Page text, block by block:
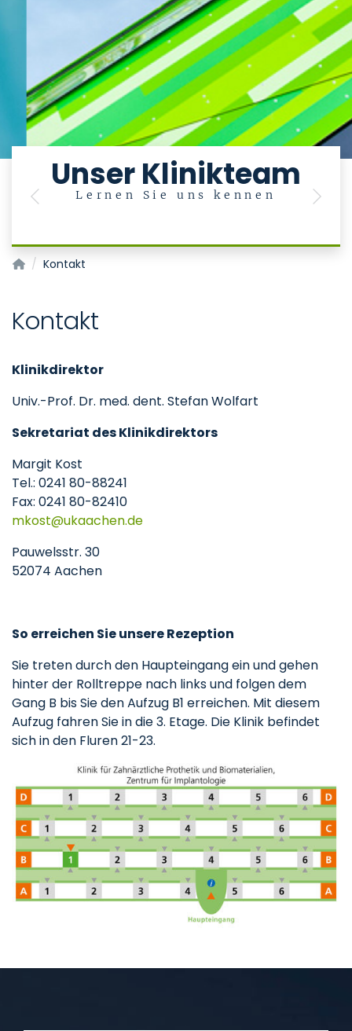
Unser Klinikteam
Lernen Sie uns kennen
Previous Next
Klinik für Zahnärztliche Prothetik und Biomaterialien,
Kontakt
Kontakt
Klinikdirektor
Univ.-Prof. Dr. med. dent. Stefan Wolfart
Sekretariat des Klinikdirektors
Margit Kost
Tel.: 0241 80-88241
Fax: 0241 80-82410
mkost
ukaachende
Pauwelsstr. 30
52074 Aachen
So erreichen Sie unsere Rezeption
Sie treten durch den Haupteingang ein und gehen
hinter der Rolltreppe nach links und folgen dem
Gang B bis Sie den Aufzug B1 erreichen. Mit diesem
Aufzug fahren Sie in die 3. Etage. Die Klinik befindet
sich in den Fluren 21-23.